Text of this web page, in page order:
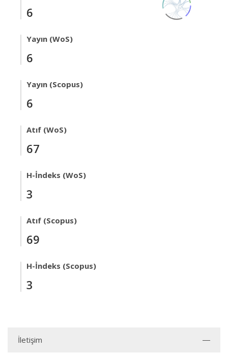
6
Yayın (WoS)
6
Yayın (Scopus)
6
Atıf (WoS)
67
H-İndeks (WoS)
3
Atıf (Scopus)
69
H-İndeks (Scopus)
3
İletişim